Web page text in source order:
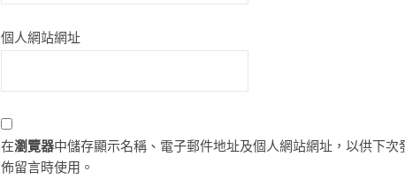
個人網站網址
在瀏覽器中儲存顯示名稱、電子郵件地址及個人網站網址，以供下次
佈留言時使用。